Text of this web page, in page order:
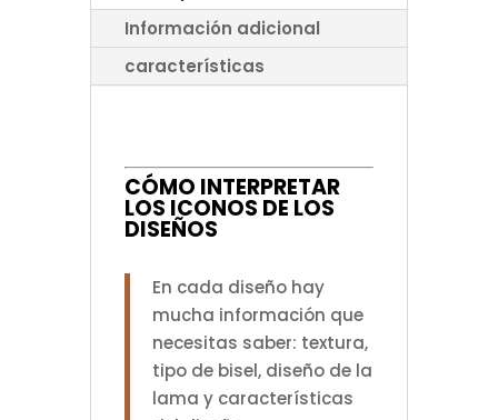
Información adicional
características
CÓMO INTERPRETAR
LOS ICONOS DE LOS
DISEÑOS
En cada diseño hay
mucha información que
necesitas saber: textura,
tipo de bisel, diseño de la
lama y características